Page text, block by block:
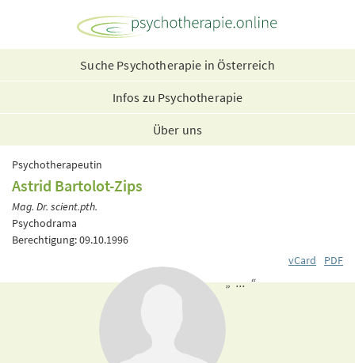
Suche Psychotherapie in Österreich
Infos zu Psychotherapie
Über uns
Psychotherapeutin
Astrid Bartolot-Zips
Mag. Dr. scient.pth.
Psychodrama
Berechtigung: 09.10.1996
vCard
PDF
„ ... “